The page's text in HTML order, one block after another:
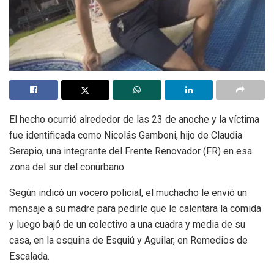
El hecho ocurrió alrededor de las 23 de anoche y la víctima
fue identificada como Nicolás Gamboni, hijo de Claudia
Serapio, una integrante del Frente Renovador (FR) en esa
zona del sur del conurbano.
Según indicó un vocero policial, el muchacho le envió un
mensaje a su madre para pedirle que le calentara la comida
y luego bajó de un colectivo a una cuadra y media de su
casa, en la esquina de Esquiú y Aguilar, en Remedios de
Escalada.